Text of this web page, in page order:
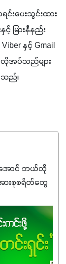
းပေးသွင်းထား
မြားနီနည်း
Viber နှင့် Gmail
လိုအပ်သည်များ
သည်။
အောင် ဘယ်လို
ားစုစရိတ်တွေ
ျှော့ချပြီး
မှာနော် ✔️ဒါ
မယ့်
ကိုပဲ ရွေးချယ်